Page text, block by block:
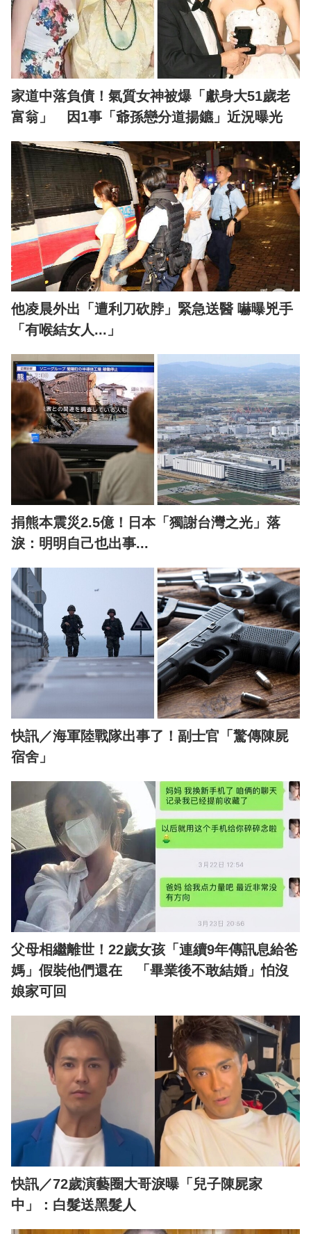
家道中落負債！氣質女神被爆「獻身大51歲老
富翁」 因1事「爺孫戀分道揚鑣」近況曝光
他凌晨外出「遭利刀砍脖」緊急送醫 嚇曝兇手
「有喉結女人...」
捐熊本震災2.5億！日本「獨謝台灣之光」落
淚：明明自己也出事...
快訊／海軍陸戰隊出事了！副士官「驚傳陳屍
宿舍」
父母相繼離世！22歲女孩「連續9年傳訊息給爸
媽」假裝他們還在 「畢業後不敢結婚」怕沒
娘家可回
快訊／72歲演藝圈大哥淚曝「兒子陳屍家
中」：白髮送黑髮人